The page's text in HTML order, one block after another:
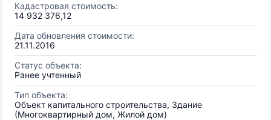
Кадастровая стоимость:
14 932 376,12
Дата обновления стоимости:
21.11.2016
Статус объекта:
Ранее учтенный
Тип объекта:
Объект капитального строительства, Здание
(Многоквартирный дом, Жилой дом)